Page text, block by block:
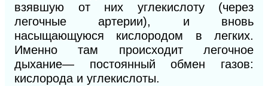
взявшую от них углекислоту (через
легочные артерии), и вновь
насыщающуюся кислородом в легких.
Именно там происходит легочное
дыхание— постоянный обмен газов:
кислорода и углекислоты.